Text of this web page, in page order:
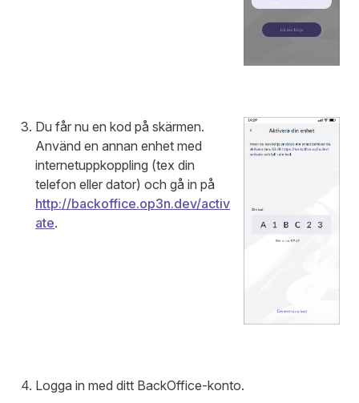
Du får nu en kod på skärmen.
Använd en annan enhet med
internetuppkoppling (tex din
telefon eller dator) och gå in på
http://backoffice.op3n.dev/activ
ate.
Logga in med ditt BackOffice-konto.